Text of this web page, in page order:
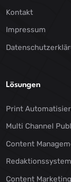
Kontakt
Impressum
Lösungen
Print
Multi Channel
Content
Redaktionssystem
Content